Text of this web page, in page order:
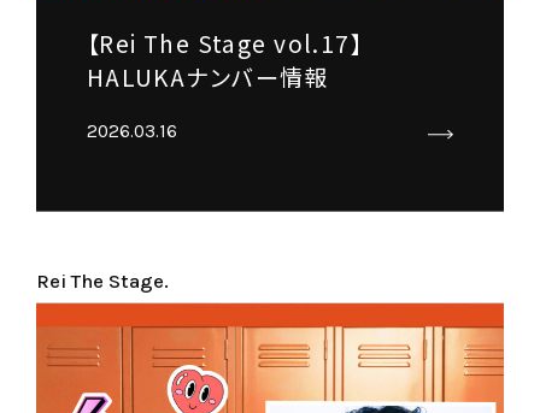
【Rei The Stage vol.17】
HALUKAナンバー情報
2026.03.16
Rei The Stage.